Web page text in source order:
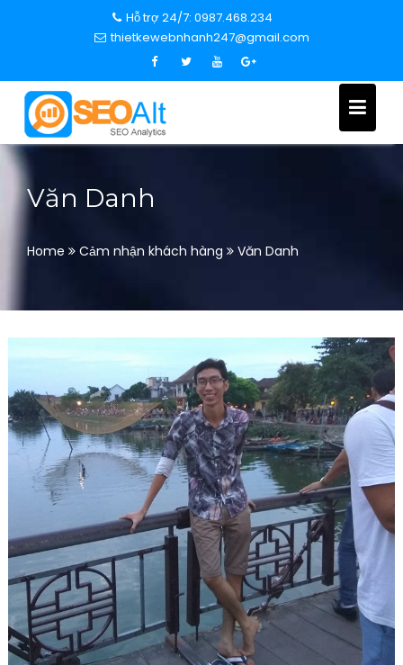
c
Hỗ trợ 24/7: 0987.468.234
thietkewebnhanh247@gmail.com
Văn Danh
Home Cảm nhận khách hàng Văn Danh